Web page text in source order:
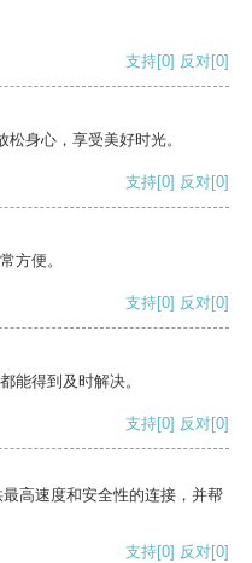
支持[0] 反对[0]
身心，享受美好时光。
支持[0] 反对[0]
方便。
支持[0] 反对[0]
能得到及时解决。
支持[0] 反对[0]
高速度和安全性的连接，并帮
支持[0] 反对[0]